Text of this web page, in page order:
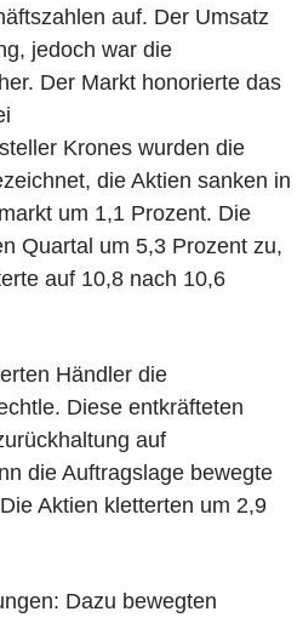
auf. Der Umsatz
jedoch war die
Der Markt honorierte das
Krones wurden die
die Aktien sanken in
um 1,1 Prozent. Die
Quartal um 5,3 Prozent zu,
auf 10,8 nach 10,6
Händler die
Diese entkräfteten
auf
die Auftragslage bewegte
Aktien kletterten um 2,9
Dazu bewegten